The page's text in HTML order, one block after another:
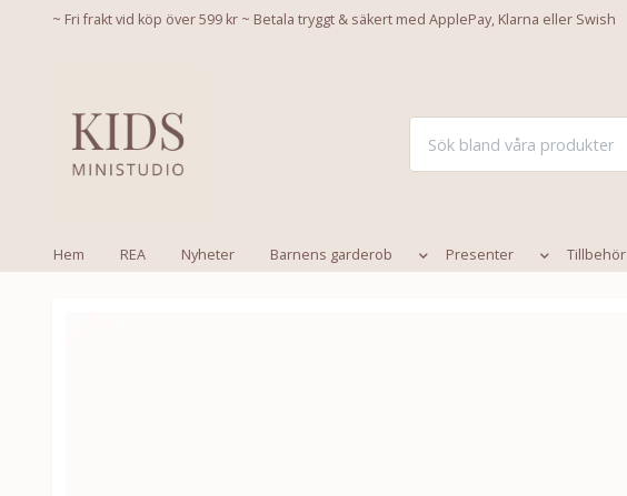
~ Fri frakt vid köp över 599 kr ~ Betala tryggt & säkert med ApplePay, Klarna eller Swish
Hem REA Nyheter Barnens garderob Presenter Tillbehör